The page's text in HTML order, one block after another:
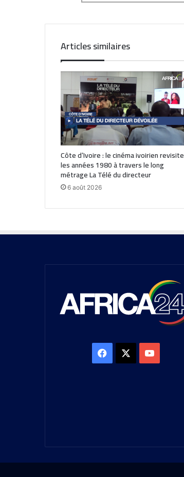
Articles similaires
Côte d’Ivoire : le cinéma ivoirien revisite
les années 1980 à travers le long
métrage La Télé du directeur
6 août 2026